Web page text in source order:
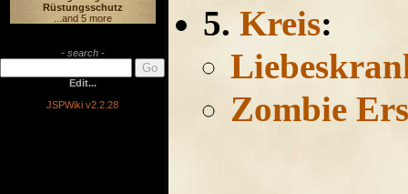
Rüstungsschutz
...and 5 more
- search -
Edit...
JSPWiki v2.2.28
5. Kreis:
Zombie